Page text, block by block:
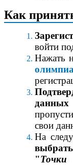
Как
войти
Нажать
данных
свои
На
"Точки